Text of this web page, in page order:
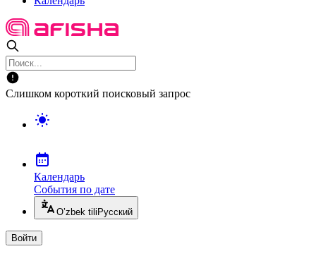
Слишком короткий поисковый запрос
Календарь
События по дате
O’zbek tili Русский
Войти